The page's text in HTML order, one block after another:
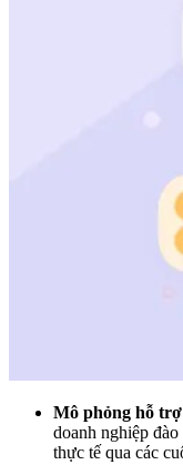
Mô phỏng hỗ
doanh nghiệp
thực tế qua các